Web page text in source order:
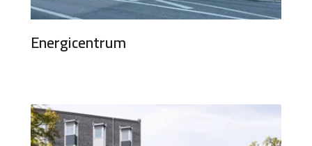
Energicentrum